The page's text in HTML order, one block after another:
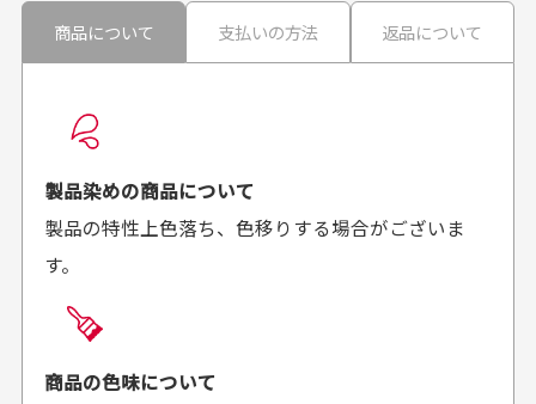
良かった！
がとうございます。丁寧
に梱包されていて、商品
の状態も良好でした。気
があればよろしくお願い
30代男性
来ました。またお願いし
お届け希望日時をご指定頂けます。
ご注文時にご指定下さい。
商品の受け渡しは、ゆうパックでの配送のみとさせて
頂いております。
商品について 支払いの方法 返品について
製品染めの商品について
製品の特性上色落ち、色移りする場合がございま
す。
商品の色味について